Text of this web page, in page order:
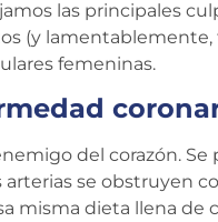
las principales
(y lamentablemente,
femeninas.
del corazón. Se
arterias se obstruyen
misma dieta llena de